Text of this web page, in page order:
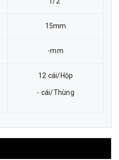
15mm
-mm
12 cái/Hộp
- cái/Thùng